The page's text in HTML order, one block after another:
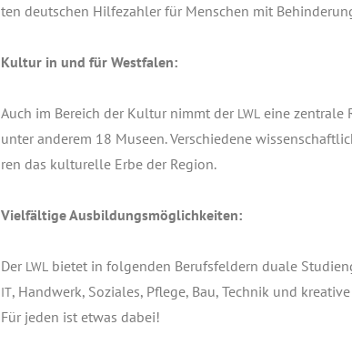
ten deut­schen Hil­fe­zah­ler für Men­schen mit
Kul­tur in und für Westfalen:
Auch im Bereich der Kul­tur nimmt der LWL eine zen­tra­le
unter ande­rem 18 Muse­en. Ver­schie­de­ne
ren das kul­tu­rel­le Erbe der Region.
Viel­fäl­ti­ge Ausbildungsmöglichkeiten:
Der LWL bie­tet in fol­gen­den Berufs­fel­dern dua­le
IT, Hand­werk, Sozia­les, Pfle­ge, Bau, Tech­nik und
Für jeden ist etwas dabei!